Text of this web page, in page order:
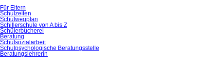
Für Eltern
Schulzeiten
Schulwegplan
Schillerschule von A bis Z
Schülerbücherei
Beratung
Schulsozialarbeit
Schulpsychologische Beratungsstelle
Beratungslehrerin